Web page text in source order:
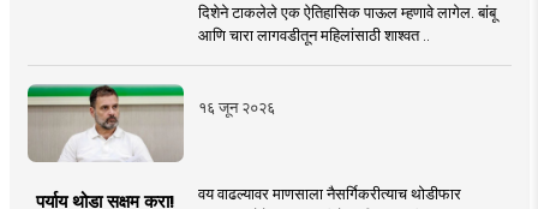
दिशेने टाकलेले एक ऐतिहासिक पाऊल म्हणावे लागेल. बांबू
आणि चारा लागवडीतून महिलांसाठी शाश्वत ..
१६ जून २०२६
पर्याय थोडा सक्षम करा!
वय वाढल्यावर माणसाला नैसर्गिकरीत्याच थोडीफार